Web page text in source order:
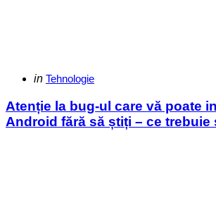
Categories
Posted
in Tehnologie
Atenție la bug-ul care vă poate
Android fără să știți – ce trebuie